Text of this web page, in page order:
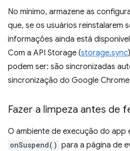
No mínimo, armazene as
que, se os usuários reinstalarem
informações ainda está
Com a API Storage (storage.sync
podem ser: são sincronizadas
sincronização do Google
Fazer a limpeza antes de
O ambiente de execução do app
onSuspend() para a página de